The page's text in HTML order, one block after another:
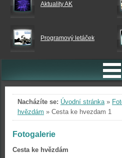
Aktuality AK
Programový letáček
Nacházíte se: Úvodní stránka»
hvězdám » Cesta ke hvezdam 1
Fotogalerie
Cesta ke hvězdám